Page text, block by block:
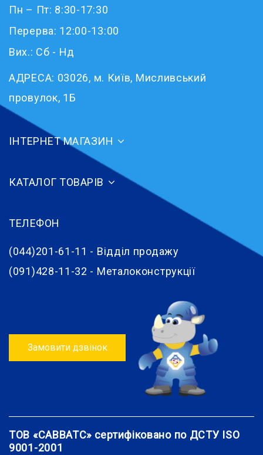
Пн – Пт: 8:30-17:30
Перерва: 12:00-13:00
Вих.: Сб - Нд
АДРЕСА: 03026, м. Київ, Мисливський
провулок, 1Б
ІНТЕРНЕТ МАГАЗИН
КАТАЛОГ ТОВАРІВ
ТЕЛЕФОН
(044)201-61-11 - Відділ продажу
(091)428-11-32 - Металоконструкції
Замовити дзвінок
ТОВ «САВВАТС» сертифіковано по ДСТУ ISO
9001-2001